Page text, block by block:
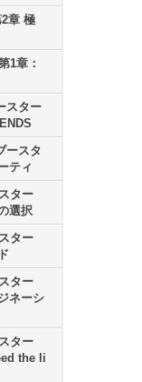
章 極
1章：
スター
ースタ
ティ
ター
選択
ター
ター
ネーシ
ター
the li